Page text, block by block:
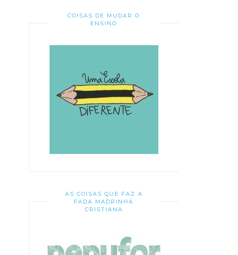
COISAS DE MUDAR O
ENSINO
AS COISAS QUE FAZ A
FADA MADRINHA
CRISTIANA